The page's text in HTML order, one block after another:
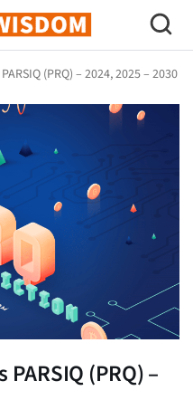
Bitcoin
(PRQ) – 2024, 2025 – 2030
(PRQ) –